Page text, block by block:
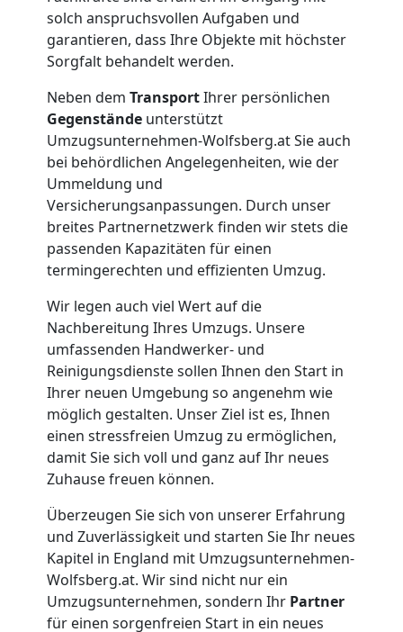
solch anspruchsvollen Aufgaben und
garantieren, dass Ihre Objekte mit höchster
Sorgfalt behandelt werden.
Neben dem TransportIhrer persönlichen
Gegenstände unterstützt
Umzugsunternehmen-Wolfsberg.at Sie auch
bei behördlichen Angelegenheiten, wie der
Ummeldung und
Versicherungsanpassungen. Durch unser
breites Partnernetzwerk finden wir stets die
passenden Kapazitäten für einen
termingerechten und effizienten Umzug.
Wir legen auch viel Wert auf die
Nachbereitung Ihres Umzugs. Unsere
umfassenden Handwerker- und
Reinigungsdienste sollen Ihnen den Start in
Ihrer neuen Umgebung so angenehm wie
möglich gestalten. Unser Ziel ist es, Ihnen
einen stressfreien Umzug zu ermöglichen,
damit Sie sich voll und ganz auf Ihr neues
Zuhause freuen können.
Überzeugen Sie sich von unserer Erfahrung
und Zuverlässigkeit und starten Sie Ihr neues
Kapitel in England mit Umzugsunternehmen-
Wolfsberg.at. Wir sind nicht nur ein
Umzugsunternehmen, sondern Ihr Partner
für einen sorgenfreien Start in ein neues
Möbeltaxi
Wolfsberg
Kleintransport
Wolfsberg
Möbelmontage
Wolfsberg
Möbeltransport
Wolfsberg
Beiladung
Wolfsberg
Mini